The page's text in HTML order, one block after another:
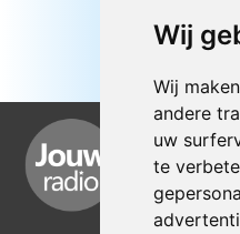
Wij
Wij
andere
uw
te